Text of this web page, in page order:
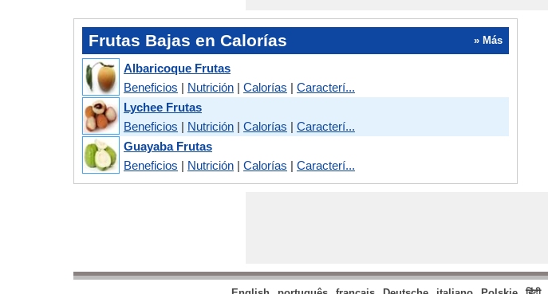
Frutas Bajas en Calorías » Más
Albaricoque Frutas
Beneficios | Nutrición | Calorías | Caracterí...
Lychee Frutas
Beneficios | Nutrición | Calorías | Caracterí...
Guayaba Frutas
Beneficios | Nutrición | Calorías | Caracterí...